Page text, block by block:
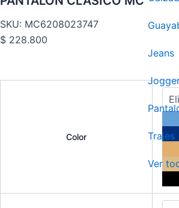
Jeans
Trajes
Ver
SKU: MC6208023747
$ 228.800
Color